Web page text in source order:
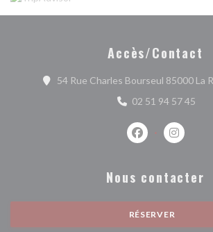
Accès/Contact
54 Rue Charles Bourseul 85000 La
02 51 94 57 45
Facebook
Nous contacter
RÉSERVER